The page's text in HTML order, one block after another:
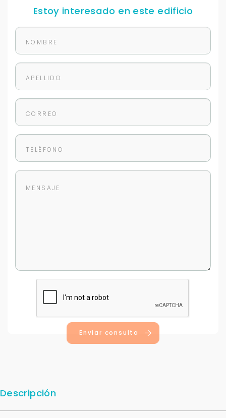
Estoy interesado en este edificio
Enviar consulta
Descripción